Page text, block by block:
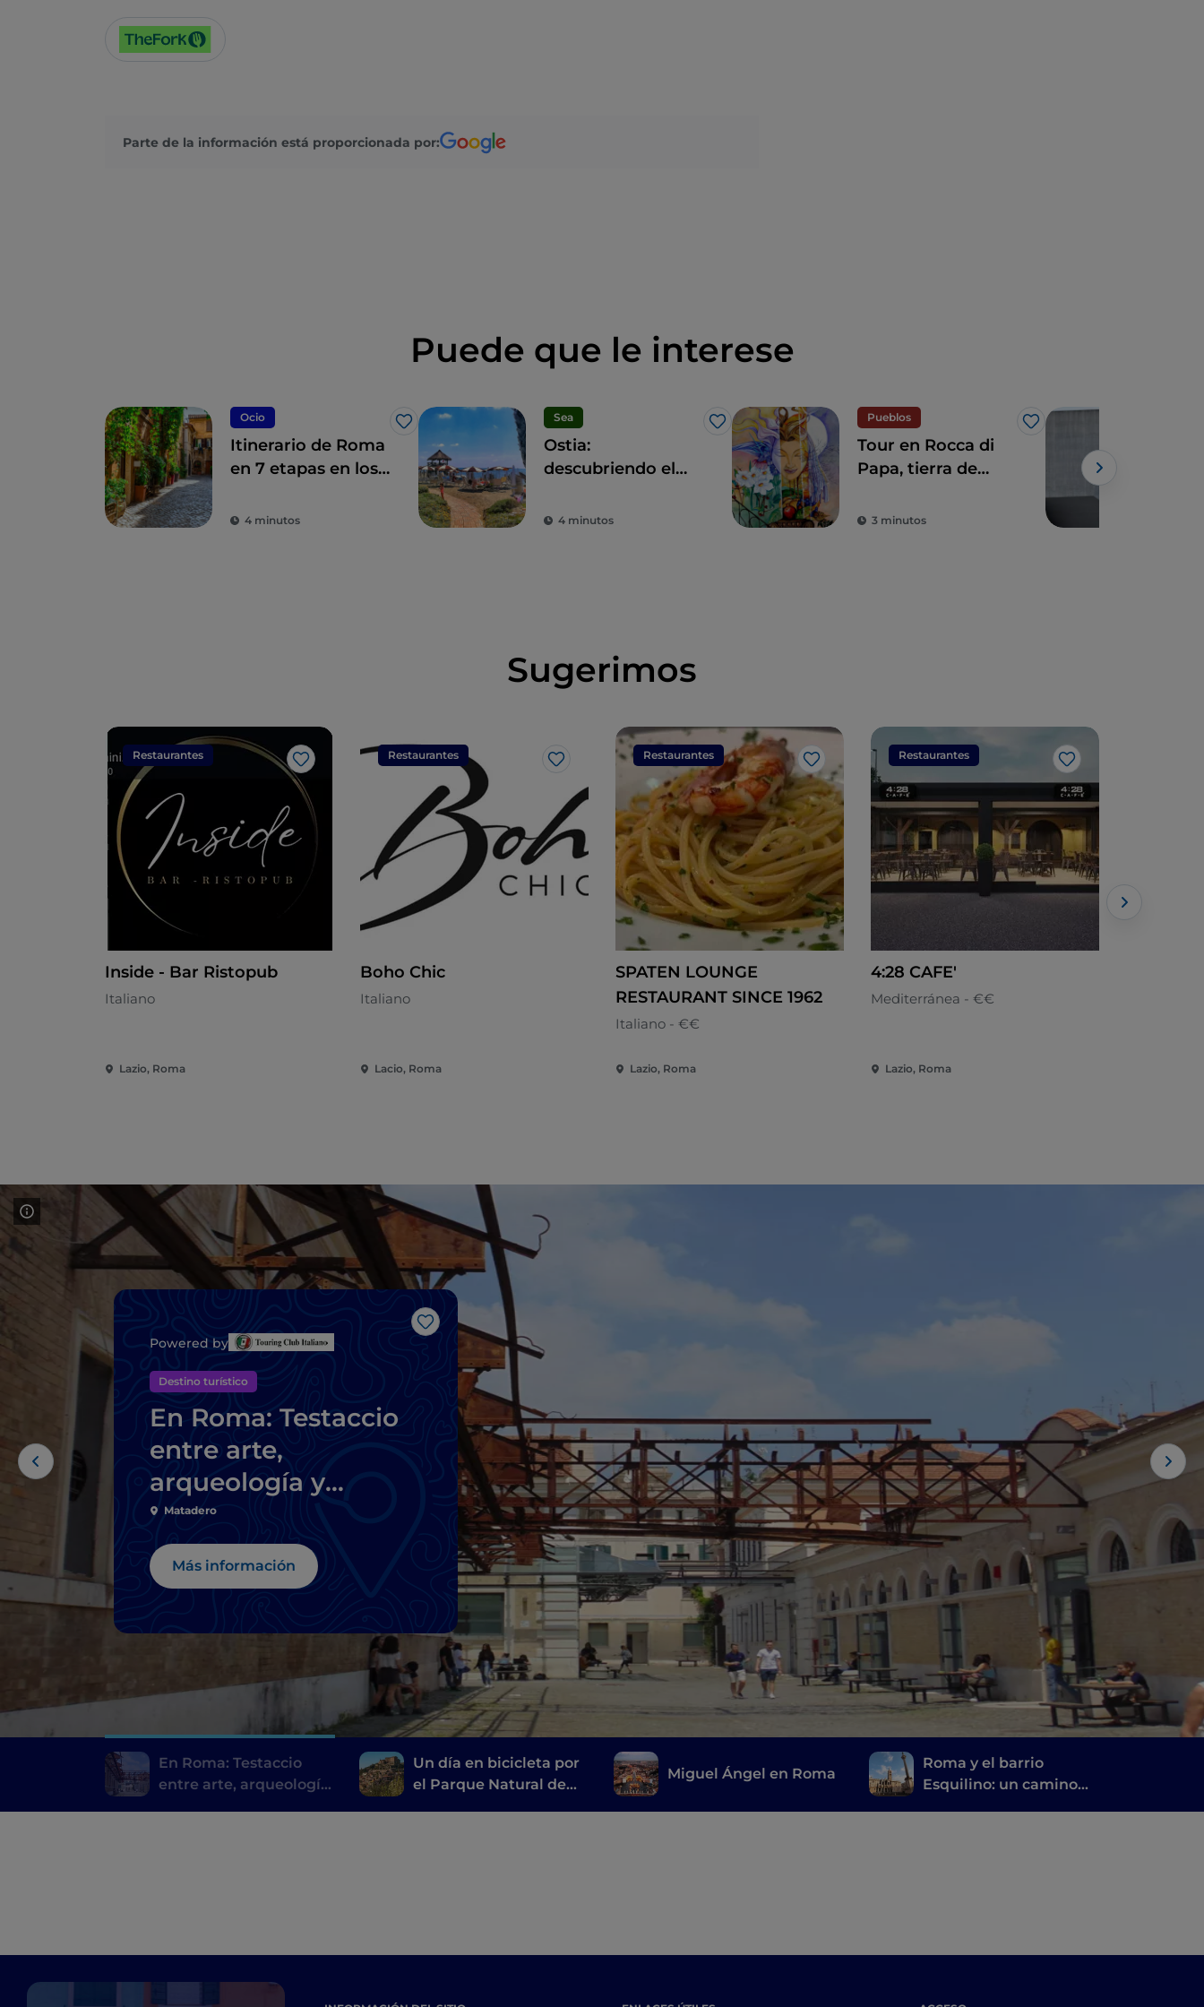
Parte de la información está proporcionada por:
Puede que le interese
Ocio
Me gusta
Itinerario de Roma
en 7 etapas en los
Skam Italia, que los
4 minutos
Sea
Me gusta
Ostia:
descubriendo el
4 minutos
Pueblos
Me gusta
Tour en Rocca di
Papa, tierra de
y leyendas
3 minutos
Sugerimos
Restaurantes
Me gusta
Inside - Bar Ristopub
Italiano
Lazio, Roma
Restaurantes
Me gusta
Boho Chic
Italiano
Lacio, Roma
Restaurantes
Me gusta
SPATEN LOUNGE
RESTAURANT SINCE 1962
Italiano - €€
Lazio, Roma
Restaurantes
Me gusta
4:28 CAFE'
Mediterránea - €€
Lazio, Roma
Me gusta
Powered by
Destino turístico
En Roma: Testaccio
entre arte,
arqueología y
comida callejera
romana
Matadero
Más información
En Roma: Testaccio
entre arte, arqueología
Un día en bicicleta por
el Parque Natural de
Miguel Ángel en Roma
Roma y el barrio
Esquilino: un camino